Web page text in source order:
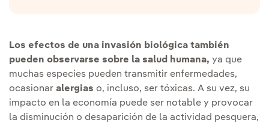
Los efectos de una invasión biológica también
pueden observarse sobre la salud humana, ya que
muchas especies pueden transmitir enfermedades,
ocasionar alergias o, incluso, ser tóxicas. A su vez, su
impacto en la economía puede ser notable y provocar
la disminución o desaparición de la actividad pesquera,